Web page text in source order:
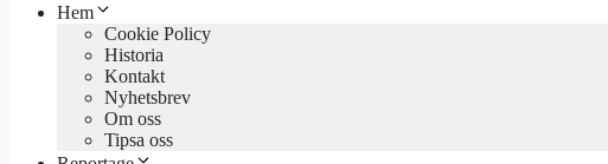
Hem
Cookie Policy
Historia
Kontakt
Nyhetsbrev
Om oss
Tipsa oss